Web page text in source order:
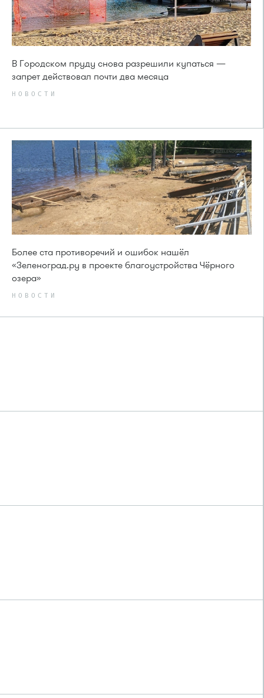
В Городском пруду снова разрешили купаться —
запрет действовал почти два месяца
НОВОСТИ
Более ста противоречий и ошибок нашёл
«Зеленоград.ру в проекте благоустройства Чёрного
озера»
НОВОСТИ